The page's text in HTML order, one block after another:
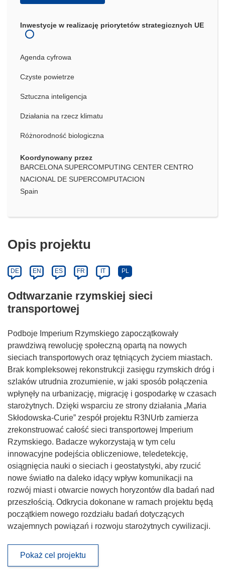
Inwestycje w realizację priorytetów strategicznych UE
Agenda cyfrowa
Czyste powietrze
Sztuczna inteligencja
Działania na rzecz klimatu
Różnorodność biologiczna
Koordynowany przez
BARCELONA SUPERCOMPUTING CENTER CENTRO
NACIONAL DE SUPERCOMPUTACION
Spain
Opis projektu
DE EN ES FR IT PL
Odtwarzanie rzymskiej sieci
transportowej
Podboje Imperium Rzymskiego zapoczątkowały
prawdziwą rewolucję społeczną opartą na nowych
sieciach transportowych oraz tętniących życiem miastach.
Brak kompleksowej rekonstrukcji zasięgu rzymskich dróg i
szlaków utrudnia zrozumienie, w jaki sposób połączenia
wpłynęły na urbanizację, migrację i gospodarkę w czasach
starożytnych. Dzięki wsparciu ze strony działania „Maria
Skłodowska-Curie” zespół projektu R3NUrb zamierza
zrekonstruować całość sieci transportowej Imperium
Rzymskiego. Badacze wykorzystają w tym celu
innowacyjne podejścia obliczeniowe, teledetekcję,
osiągnięcia nauki o sieciach i geostatystyki, aby rzucić
nowe światło na daleko idący wpływ komunikacji na
rozwój miast i otwarcie nowych horyzontów dla badań nad
przeszłością. Odkrycia dokonane w ramach projektu będą
początkiem nowego rozdziału badań dotyczących
wzajemnych powiązań i rozwoju starożytnych cywilizacji.
Pokaż cel projektu